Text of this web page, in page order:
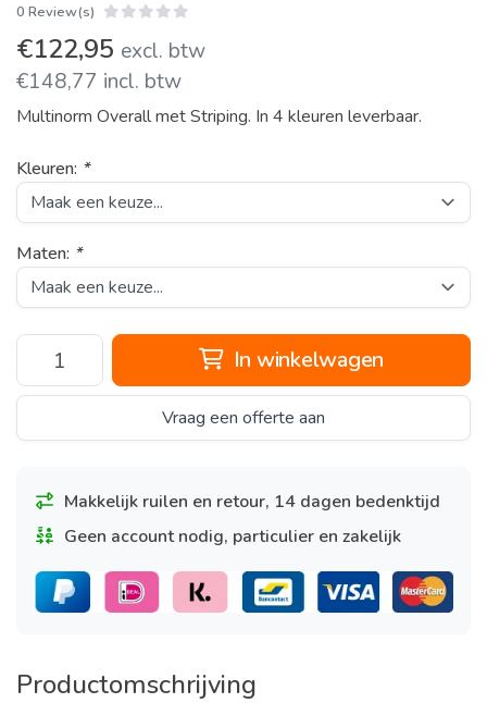
0 Review(s)
€122,95 excl. btw
€148,77 incl. btw
Multinorm Overall met Striping. In 4 kleuren leverbaar.
Kleuren: *
Maten: *
In winkelwagen
Vraag een offerte aan
Makkelijk ruilen en retour, 14 dagen bedenktijd
Geen account nodig, particulier en zakelijk
Productomschrijving